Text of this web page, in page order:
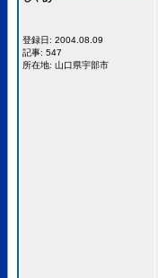
登録日: 2004.08.09
記事: 547
所在地: 山口県宇部市